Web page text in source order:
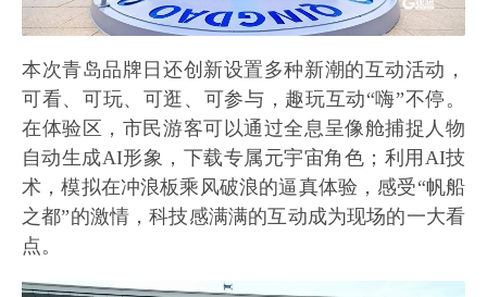
本次青岛品牌日还创新设置多种新潮的互动活动，
可看、可玩、可逛、可参与，趣玩互动“嗨”不停。
在体验区，市民游客可以通过全息呈像舱捕捉人物
自动生成AI形象，下载专属元宇宙角色；利用AI技
术，模拟在冲浪板乘风破浪的逼真体验，感受“帆船
之都”的激情，科技感满满的互动成为现场的一大看
点。